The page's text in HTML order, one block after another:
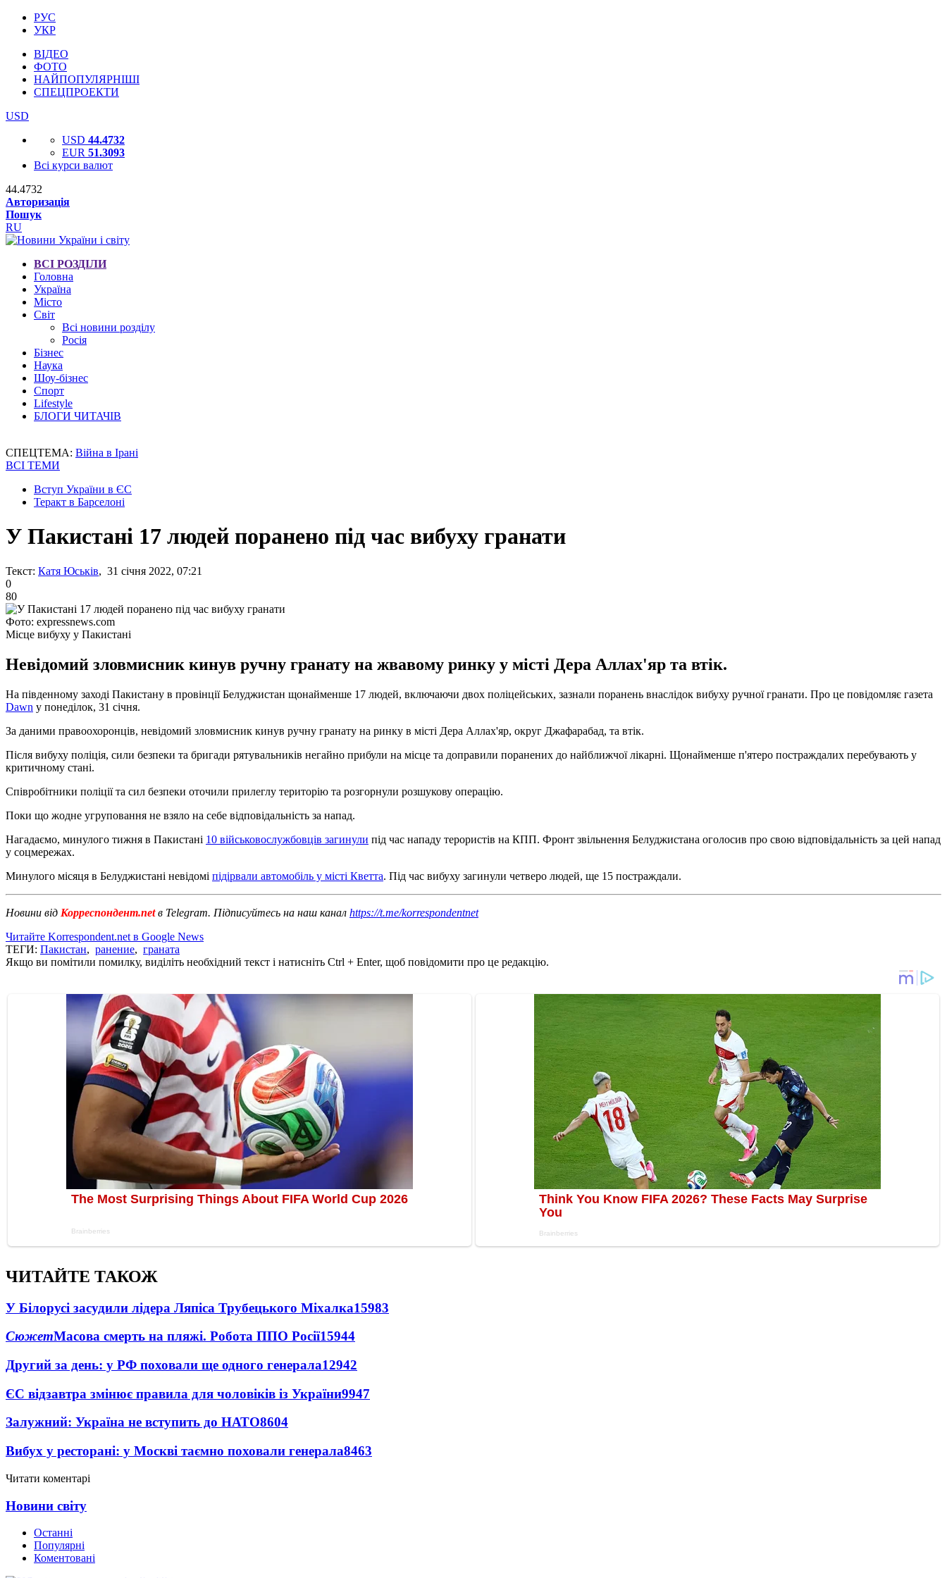
РУС
УКР
ВІДЕО
ФОТО
НАЙПОПУЛЯРНІШІ
СПЕЦПРОЕКТИ
USD
USD 44.4732
EUR 51.3093
Всі курси валют
44.4732
Авторизація
Пошук
RU
ВСІ РОЗДІЛИ
Головна
Україна
Місто
Світ
Всі новини розділу
Росія
Бізнес
Наука
Шоу-бізнес
Спорт
Lifestyle
БЛОГИ ЧИТАЧІВ
СПЕЦТЕМА: Війна в Ірані
ВСІ ТЕМИ
Вступ України в ЄС
Теракт в Барселоні
У Пакистані 17 людей поранено під час вибуху гранати
Текст: Катя Юськів, 31 січня 2022, 07:21
0
80
Фото: expressnews.com
Місце вибуху у Пакистані
Невідомий зловмисник кинув ручну гранату на жвавому ринку у місті Дера Аллах'яр та втік.
На південному заході Пакистану в провінції Белуджистан щонайменше 17 людей, включаючи двох поліцейських, зазнали поранень внаслідок вибуху ручної гранати. Про це повідомляє газета
Dawn у понеділок, 31 січня.
За даними правоохоронців, невідомий зловмисник кинув ручну гранату на ринку в місті Дера Аллах'яр, округ Джафарабад, та втік.
Після вибуху поліція, сили безпеки та бригади рятувальників негайно прибули на місце та доправили поранених до найближчої лікарні. Щонайменше п'ятеро постраждалих перебувають у
критичному стані.
Співробітники поліції та сил безпеки оточили прилеглу територію та розгорнули розшукову операцію.
Поки що жодне угруповання не взяло на себе відповідальність за напад.
Нагадаємо, минулого тижня в Пакистані 10 військовослужбовців загинули під час нападу терористів на КПП. Фронт звільнення Белуджистана оголосив про свою відповідальність за цей напад
у соцмережах.
Минулого місяця в Белуджистані невідомі підірвали автомобіль у місті Кветта. Під час вибуху загинули четверо людей, ще 15 постраждали.
Новини від Корреспондент.netв Telegram. Підписуйтесь на наш канал https://t.me/korrespondentnet
Читайте Korrespondent.net в Google News
ТЕГИ: Пакистан, ранение, граната
Якщо ви помітили помилку, виділіть необхідний текст і натисніть Ctrl + Enter, щоб повідомити про це редакцію.
ЧИТАЙТЕ ТАКОЖ
У Білорусі засудили лідера Ляпіса Трубецького Міхалка15983
СюжетМасова смерть на пляжі. Робота ППО Росії15944
Другий за день: у РФ поховали ще одного генерала12942
ЄС відзавтра змінює правила для чоловіків із України9947
Залужний: Україна не вступить до НАТО8604
Вибух у ресторані: у Москві таємно поховали генерала8463
Читати коментарі
Новини світу
Останні
Популярні
Коментовані